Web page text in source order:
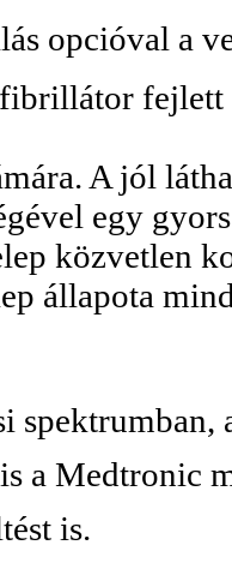
opcióval a
fejlett
A jól
egy
közvetlen
állapota
spektrumban,
a Medtronic
is.